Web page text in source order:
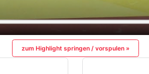
zum Highlight springen / vorspulen »